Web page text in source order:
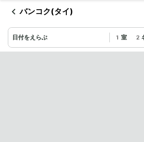
バンコク(タイ)
日付をえらぶ 1室 2